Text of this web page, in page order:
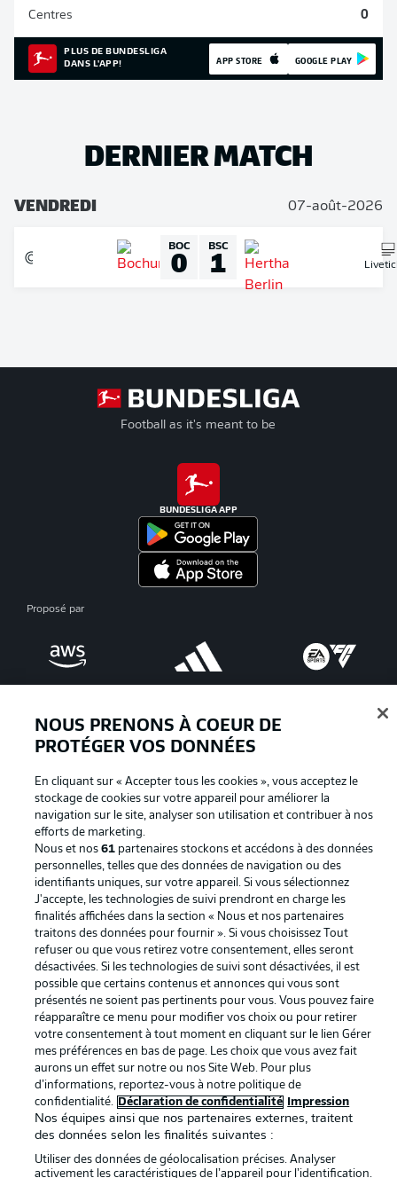
Centres 0
PLUS DE BUNDESLIGA
DANS L'APP!
APP STORE GOOGLE PLAY
DERNIER MATCH
VENDREDI 07-août-2026
BOC
0 BSC
1
Football as it's meant to be
BUNDESLIGA APP
Proposé par
La publicité Conditions d’utilisation des
services
Mentions Légales Gérer mes préférences
Déclaration de
confidentialité
Diffuseurs
Travaux Contact
Impression Joueurs
© 2026 Bundesliga-Gruppe GmbH
NOUS PRENONS À COEUR DE
PROTÉGER VOS DONNÉES
En cliquant sur « Accepter tous les cookies », vous acceptez le
stockage de cookies sur votre appareil pour améliorer la
navigation sur le site, analyser son utilisation et contribuer à nos
efforts de marketing.
Nous et nos61 partenaires stockons et accédons à des données
personnelles, telles que des données de navigation ou des
identifiants uniques, sur votre appareil. Si vous sélectionnez
J'accepte, les technologies de suivi prendront en charge les
finalités affichées dans la section « Nous et nos partenaires
traitons des données pour fournir ». Si vous choisissez Tout
refuser ou que vous retirez votre consentement, elles seront
désactivées. Si les technologies de suivi sont désactivées, il est
possible que certains contenus et annonces qui vous sont
présentés ne soient pas pertinents pour vous. Vous pouvez faire
réapparaître ce menu pour modifier vos choix ou pour retirer
votre consentement à tout moment en cliquant sur le lien Gérer
mes préférences en bas de page. Les choix que vous avez fait
aurons un effet sur notre ou nos Site Web. Pour plus
d’informations, reportez-vous à notre politique de
confidentialité.
Déclaration de confidentialité Impression
Nos équipes ainsi que nos partenaires externes, traitent
des données selon les finalités suivantes :
Utiliser des données de géolocalisation précises. Analyser
activement les caractéristiques de l’appareil pour l’identification.